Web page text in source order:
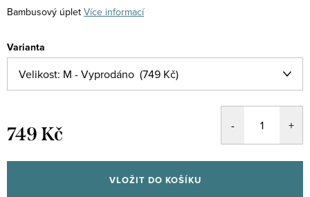
Bambusový úplet Více informací
Varianta
749 Kč
cena:
VLOŽIT DO KOŠÍKU